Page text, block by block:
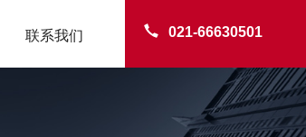
021-66630501
联系我们